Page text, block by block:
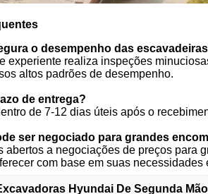
o desempenho das
experiente realiza inspeções
altos padrões de desempenho.
de entrega?
de 7-12 dias úteis após o
ser negociado para grandes
abertos a negociações de preços para
com base em suas necessidades
Hyundai De Segunda Mão